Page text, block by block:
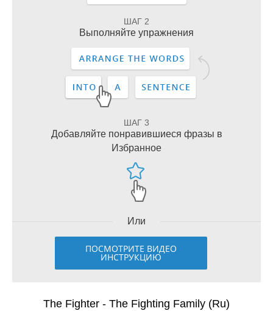
ШАГ 2
Выполняйте упражнения
ШАГ 3
Добавляйте понравившиеся фразы в
Избранное
Или
ПОСМОТРИТЕ ВИДЕО
ИНСТРУКЦИЮ
The Fighter - The Fighting Family (Ru)